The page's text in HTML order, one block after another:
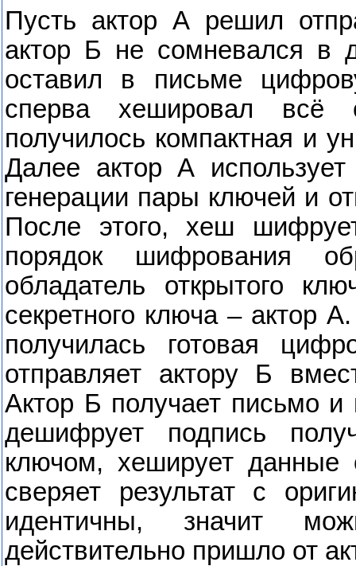
Пусть актор А решил
актор Б не сомневался в
оставил в письме
сперва хешировал всё
получилось компактная и
Далее актор А
генерации пары ключей и
После этого, хеш
порядок шифрования
обладатель открытого
секретного ключа – актор
получилась готовая
отправляет актору Б
Актор Б получает письмо
дешифрует подпись
ключом, хеширует данные
сверяет результат с
идентичны, значит
действительно пришло от